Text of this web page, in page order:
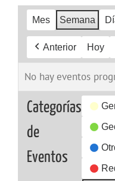
Mes Semana
Anterior Hoy
No hay eventos
Categorías
de
Eventos